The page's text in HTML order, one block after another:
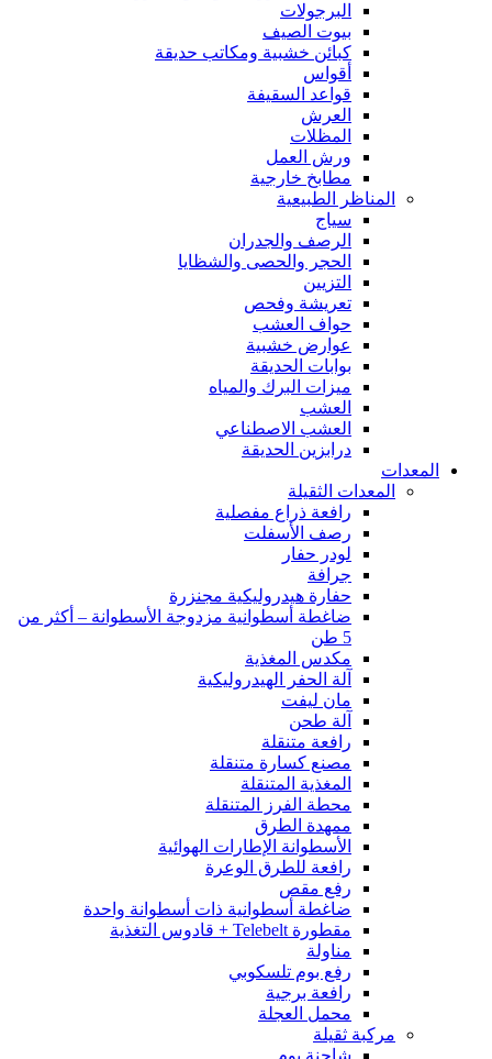
البرجولات
بيوت الصيف
كبائن خشبية ومكاتب حديقة
أقواس
قواعد السقيفة
العرش
المظلات
ورش العمل
مطابخ خارجية
المناظر الطبيعية
سياج
الرصف والجدران
الحجر والحصى والشظايا
التزيين
تعريشة وفحص
حواف العشب
عوارض خشبية
بوابات الحديقة
ميزات البرك والمياه
العشب
العشب الاصطناعي
درابزين الحديقة
المعدات
المعدات الثقيلة
رافعة ذراع مفصلية
رصف الأسفلت
لودر حفار
جرافة
حفارة هيدروليكية مجنزرة
ضاغطة أسطوانية مزدوجة الأسطوانة – أكثر من
5 طن
مكدس المغذية
آلة الحفر الهيدروليكية
مان ليفت
آلة طحن
رافعة متنقلة
مصنع كسارة متنقلة
المغذية المتنقلة
محطة الفرز المتنقلة
ممهدة الطرق
الأسطوانة الإطارات الهوائية
رافعة للطرق الوعرة
رفع مقص
ضاغطة أسطوانية ذات أسطوانة واحدة
مقطورة Telebelt + قادوس التغذية
مناولة
رفع بوم تلسكوبي
رافعة برجية
محمل العجلة
مركبة ثقيلة
شاحنة بوم